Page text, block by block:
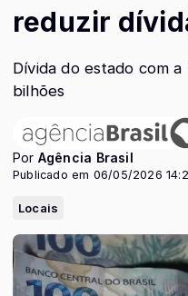
reduzir
Dívida do estado com
bilhões
Por Agência Brasil
Publicado em 06/05/2026
Locais